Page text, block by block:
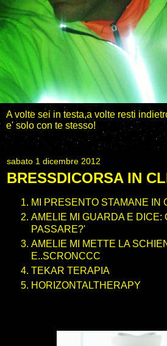
A volte sei in testa,a volte resti
e' solo con te stesso!
sabato 1 dicembre 2012
BRESSDICORSA IN
MI PRESENTO STAMANE IN
AMELIE MI GUARDA E DICE:
PASSARE?'
AMELIE MI METTE LA
E..SCRONCCC
TEKAR TERAPIA
HORIZONTALTHERAPY